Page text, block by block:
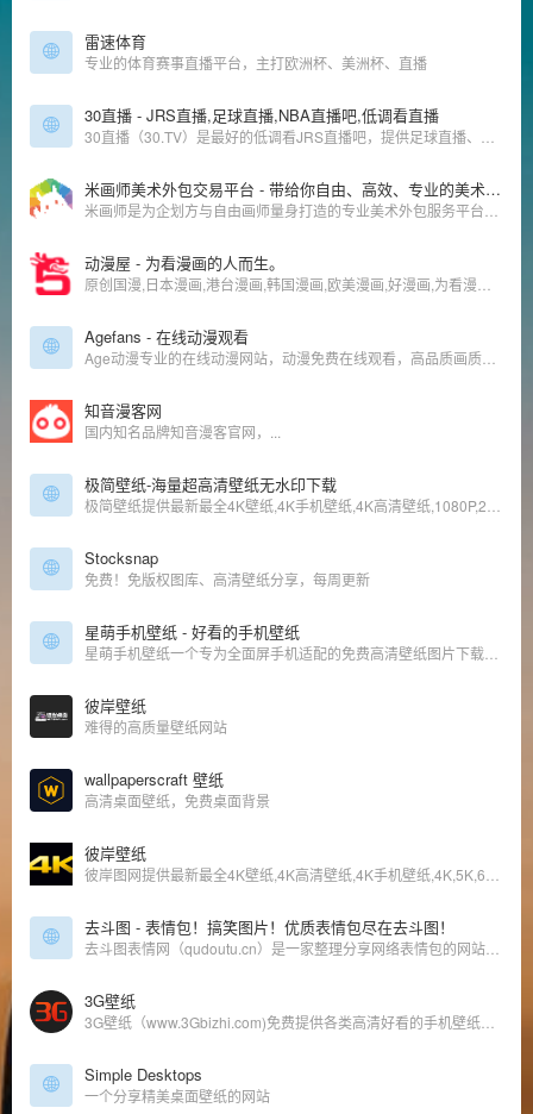
雷速体育
专业的体育赛事直播平台，主打欧洲杯、美洲杯、直播
30直播 - JRS直播,足球直播,NBA直播吧,低调看直播
米画师美术外包交易平台 - 带给你自由、高效、专业的美术工作体验
动漫屋 - 为看漫画的人而生。
Agefans - 在线动漫观看
知音漫客网
国内知名品牌知音漫客官网，...
极简壁纸-海量超高清壁纸无水印下载
Stocksnap
免费！免版权图库、高清壁纸分享，每周更新
星萌手机壁纸 - 好看的手机壁纸
彼岸壁纸
难得的高质量壁纸网站
wallpaperscraft 壁纸
高清桌面壁纸，免费桌面背景
彼岸壁纸
去斗图 - 表情包！搞笑图片！优质表情包尽在去斗图！
3G壁纸
Simple Desktops
一个分享精美桌面壁纸的网站